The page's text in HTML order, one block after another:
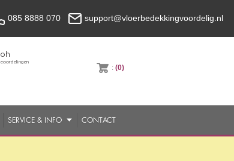
085 8888 070 support@vloerbedekkingvoordelig.nl
:(0)
SERVICE & INFO CONTACT